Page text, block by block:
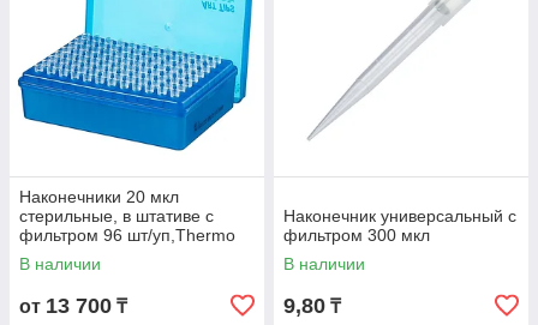
Наконечники 20 мкл
стерильные, в штативе с
фильтром 96 шт/уп,Thermo
Scientific (Кат. № 2149P-HR)
В наличии
от 13 700 ₸
Наконечник универсальный с
фильтром 300 мкл
В наличии
9,80 ₸